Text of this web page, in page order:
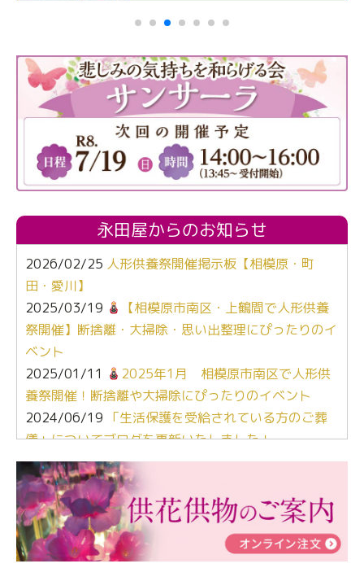
永田屋からのお知らせ
2026/02/25 人形供養祭開催掲示板【相模原・町
田・愛川】
2025/03/19
【相模原市南区・上鶴間で人形供養
祭開催】断捨離・大掃除・思い出整理にぴったりのイ
ベント
2025/01/11
2025年1月 相模原市南区で人形供
養祭開催！断捨離や大掃除にぴったりのイベント
2024/06/19 「生活保護を受給されている方のご葬
儀」についてブログを更新いたしました！
2024/03/06【終活なるほど教室】「マンガで学
ぶ！はじめてのお葬式」小さな家族葬ハウス®町田成
瀬 ご参加ありがとうございました！
2024/01/19令和6年能登半島地震災害の寄付のご報
告